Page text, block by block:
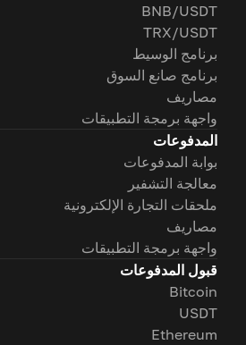
BNB/USDT
TRX/USDT
برنامج الوسيط
برنامج صانع السوق
مصاريف
واجهة برمجة التطبيقات
المدفوعات
بوابة المدفوعات
معالجة التشفير
ملحقات التجارة الإلكترونية
مصاريف
واجهة برمجة التطبيقات
قبول المدفوعات
Bitcoin
USDT
Ethereum